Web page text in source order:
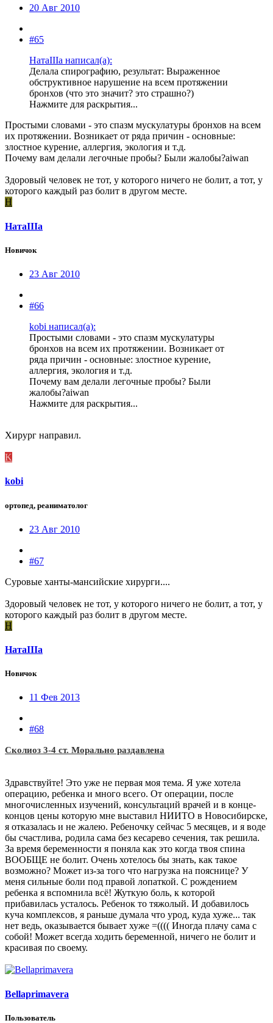
20 Авг 2010
#65
НатаIIIа написал(а):
Делала спирографию, результат: Выраженное
обструктивное нарушение на всем протяжении
бронхов (что это значит? это страшно?)
Нажмите для раскрытия...
Простыми словами - это спазм мускулатуры бронхов на всем
их протяжении. Возникает от ряда причин - основные:
злостное курение, аллергия, экология и т.д.
Почему вам делали легочные пробы? Были жалобы?aiwan
Здоровый человек не тот, у которого ничего не болит, а тот, у
которого каждый раз болит в другом месте.
Н
НатаIIIа
Новичок
23 Авг 2010
#66
kobi написал(а):
Простыми словами - это спазм мускулатуры
бронхов на всем их протяжении. Возникает от
ряда причин - основные: злостное курение,
аллергия, экология и т.д.
Почему вам делали легочные пробы? Были
жалобы?aiwan
Нажмите для раскрытия...
Хирург направил.
K
kobi
ортопед, реаниматолог
23 Авг 2010
#67
Суровые ханты-мансийские хирурги....
Здоровый человек не тот, у которого ничего не болит, а тот, у
которого каждый раз болит в другом месте.
Н
НатаIIIа
Новичок
11 Фев 2013
#68
Сколиоз 3-4 ст. Морально раздавлена
Здравствуйте! Это уже не первая моя тема. Я уже хотела
операцию, ребенка и много всего. От операции, после
многочисленных изучений, консультаций врачей и в конце-
концов цены которую мне выставил НИИТО в Новосибирске,
я отказалась и не жалею. Ребеночку сейчас 5 месяцев, и я воде
бы счастлива, родила сама без кесарево сечения, так решила.
За время беременности я поняла как это когда твоя спина
ВООБЩЕ не болит. Очень хотелось бы знать, как такое
возможно? Может из-за того что нагрузка на пояснице? У
меня сильные боли под правой лопаткой. С рождением
ребенка я вспомнила всё! Жуткую боль, к которой
прибавилась усталось. Ребенок то тяжолый. И добавилось
куча комплексов, я раньше думала что урод, куда хуже... так
нет ведь, оказывается бывает хуже =(((( Иногда плачу сама с
собой! Может всегда ходить беременной, ничего не болит и
красивая по своему.
Bellaprimavera
Пользователь